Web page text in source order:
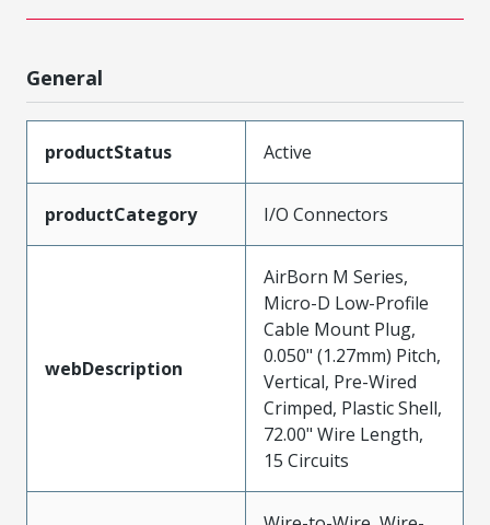
General
productStatus Active
productCategory I/O Connectors
webDescription
AirBorn M Series,
Micro-D Low-Profile
Cable Mount Plug,
0.050" (1.27mm) Pitch,
Vertical, Pre-Wired
Crimped, Plastic Shell,
72.00" Wire Length,
15 Circuits